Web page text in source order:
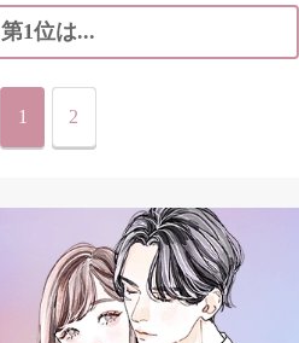
第1位は...
1 2